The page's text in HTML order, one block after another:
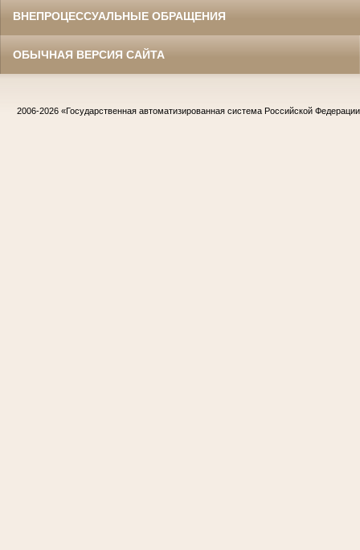
ВНЕПРОЦЕССУАЛЬНЫЕ ОБРАЩЕНИЯ
ОБЫЧНАЯ ВЕРСИЯ САЙТА
2006-2026 «Государственная автоматизированная система Российской